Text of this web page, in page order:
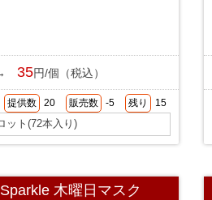
35円/個（税込）
提供数 20 販売数 -5 残り 15
ット(72本入り)
Sparkle 木曜日マスク